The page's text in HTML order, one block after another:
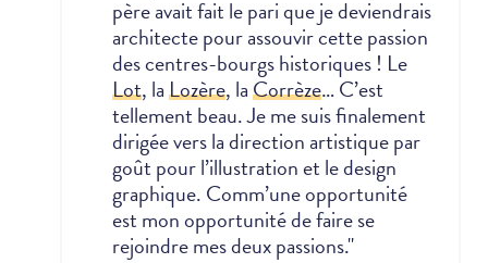
père avait fait le pari que je deviendrais
architecte pour assouvir cette passion
des centres-bourgs historiques ! Le
Lot, laLozère, laCorrèze… C’est
tellement beau.Je me suis finalement
dirigée vers la direction artistique par
goût pour l’illustration et le design
graphique. Comm’une opportunité
est mon opportunité de faire se
rejoindre mes deux passions."